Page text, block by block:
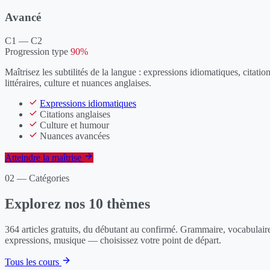
Avancé
C1 — C2
Progression type 90%
Maîtrisez les subtilités de la langue : expressions idiomatiques,
littéraires, culture et nuances anglaises.
Expressions idiomatiques
Citations anglaises
Culture et humour
Nuances avancées
Atteindre la maîtrise
02 — Catégories
Explorez nos 10 thèmes
364 articles gratuits, du débutant au confirmé. Grammaire,
expressions, musique — choisissez votre point de départ.
Tous les cours